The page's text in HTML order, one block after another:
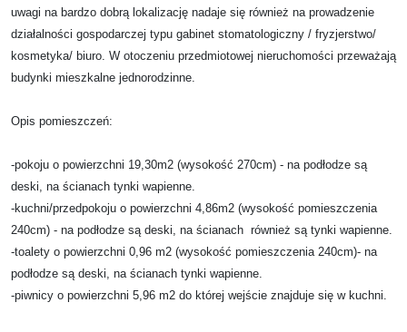
uwagi na bardzo dobrą lokalizację nadaje się również na prowadzenie
działalności gospodarczej typu gabinet stomatologiczny / fryzjerstwo/
kosmetyka/ biuro. W otoczeniu przedmiotowej nieruchomości przeważają
budynki mieszkalne jednorodzinne.
Opis pomieszczeń:
-pokoju o powierzchni 19,30m2 (wysokość 270cm) - na podłodze są
deski, na ścianach tynki wapienne.
-kuchni/przedpokoju o powierzchni 4,86m2 (wysokość pomieszczenia
240cm) - na podłodze są deski, na ścianach również są tynki wapienne.
-toalety o powierzchni 0,96 m2 (wysokość pomieszczenia 240cm)- na
podłodze są deski, na ścianach tynki wapienne.
-piwnicy o powierzchni 5,96 m2 do której wejście znajduje się w kuchni.